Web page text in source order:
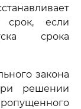
срок, если
срока
закона
решении